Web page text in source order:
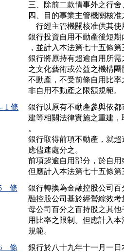
三、除前二款情事外之行
四、目的事業主管機關核
行經主管機關核准供其
銀行投資自用不動產後短
，並計入本法第七十五條
銀行將原持有超逾自用所
之文化藝術或公益之機構
不動產，不受前條自用比
非自用不動產之限額規範。
1 條
銀行以原有不動產參與依
建等相關法律實施之重建
。
銀行取得前項不動產，就
應儘速處分之。
前項超逾自用部分，於自
但應計入本法第七十五條
條
銀行轉換為金融控股公司
融控股公司基於經營綜效
母公司百分之百持股之其
用比率之限制。但應計入
規範。
條
銀行於八十九年十一月一